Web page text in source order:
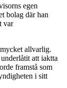
egen
bolag där han
var
allvarlig.
att iaktta
framstå som
i sitt